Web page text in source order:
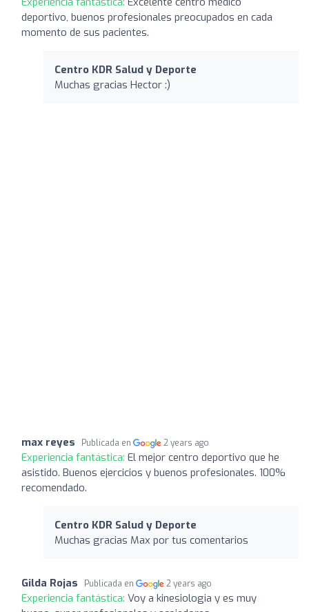
deportivo, buenos profesionales preocupados en cada
momento de sus pacientes.
Centro KDR Salud y Deporte
Muchas gracias Hector :)
max reyes Publicada en 2 years ago
Experiencia fantástica: El mejor centro deportivo que he
asistido. Buenos ejercicios y buenos profesionales. 100%
recomendado.
Centro KDR Salud y Deporte
Muchas gracias Max por tus comentarios
Gilda Rojas Publicada en 2 years ago
Experiencia fantástica: Voy a kinesiologia y es muy